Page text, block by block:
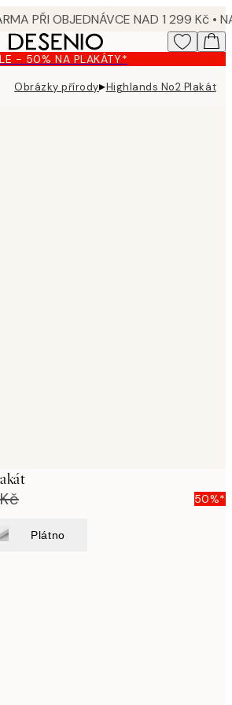
- 50% NA PLAKÁTY*
Obrázky přírody▸Highlands No2 Plakát
50%*
Plátno